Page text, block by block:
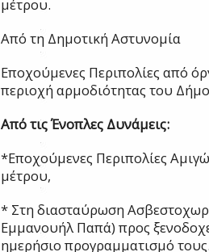
μέτρου.
Από τη Δημοτική Αστυνομία
Εποχούμενες Περιπολίες από
περιοχή αρμοδιότητας του
Από τις Ένοπλες Δυνάμεις:
*Εποχούμενες Περιπολίες
μέτρου,
* Στη διασταύρωση
Εμμανουήλ Παπά) προς
ημερήσιο προγραμματισμό